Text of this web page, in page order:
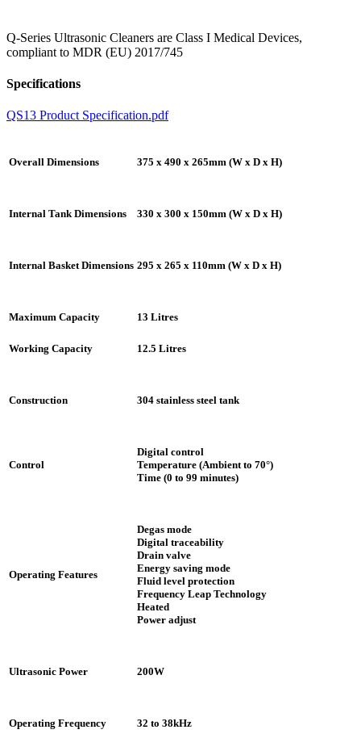
Q-Series Ultrasonic Cleaners are Class I Medical Devices,
compliant to MDR (EU) 2017/745
Specifications
QS13 Product Specification.pdf
Overall Dimensions 375 x 490 x 265mm (W x D x H)
Internal Tank Dimensions 330 x 300 x 150mm (W x D x H)
Internal Basket Dimensions 295 x 265 x 110mm (W x D x H)
Maximum Capacity
Working Capacity
13 Litres
12.5 Litres
Construction 304 stainless steel tank
Control
Digital control
Temperature (Ambient to 70°)
Time (0 to 99 minutes)
Operating Features
Degas mode
Digital traceability
Drain valve
Energy saving mode
Fluid level protection
Frequency Leap Technology
Heated
Power adjust
Ultrasonic Power 200W
Operating Frequency 32 to 38kHz